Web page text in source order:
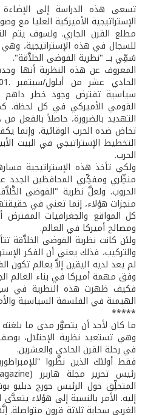
تسعى هذه الدراسة إلى
الإستراتيجية الأميركية العليا مع
مطلع القرن الجاري. ولسوف يتم
للسجال في هذه الإستراتيجية،
سُمِّي بــ "نظرية الفوضى الخلاَّقة".
المعروف عن هذه النظرية أنها
سياسية تفترض وجود خطر
القومي الأميركي في كل لحظة.
التهديد بالضرورة، حاصلاً بالفعل
تخاض ضده الحرب الوقائية، وإنما
التخطيط الإستراتيجي في البيت
الحرب.
ولكي تأخذ هذه الإستراتيجية
منظِّري ومفكِّري المحافظين الجدد
الحروب. ولعلَّ نظرية "الفوضى
منجزات هؤلاء، إنما تعني في
كل المواقع والجغرافيات
ومصالح أميركا في العالم.
ولئن كانت نظرية الفوضى الخلاَّقة
والتركيب، فذلك يعني أن الفكر
لم يعد لديه اليقين إلاَّ بعالم
وفق مهمة أميركا في بناء العالم
فكيف ظهرت هذه النظرية في
الهيمنة في الفلسفة السياسية
*****
ما كان لأحد أن يتصوَّر مدى ما بلغته
وهي تستعيد نظرية الإحتلال،
في رحلة القرن الحادي والعشرين.
فقط أولئك الذين نظَّروا
المتحلِّق حول الرئيس جورج دبليو
إليه. الأمر بالنسبة إلى هؤلاء يتعدَّى
الغربي سحابة ثلاثة قرون متواصلة.